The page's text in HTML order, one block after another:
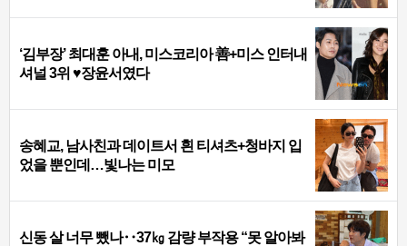
‘김부장’ 최대훈 아내, 미스코리아 善+미스 인터내
셔널 3위 ♥장윤서였다
송혜교, 남사친과 데이트서 흰 티셔츠+청바지 입
었을 뿐인데…빛나는 미모
신동 살 너무 뺐나‥37㎏ 감량 부작용 “못 알아봐